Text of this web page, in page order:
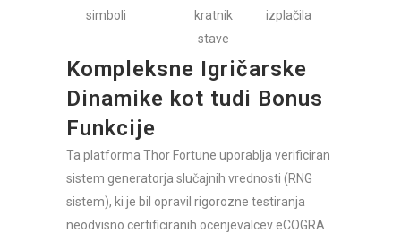
simboli
kratnik
stave
izplačila
Kompleksne Igričarske
Dinamike kot tudi Bonus
Funkcije
Ta platforma Thor Fortune uporablja verificiran
sistem generatorja slučajnih vrednosti (RNG
sistem), ki je bil opravil rigorozne testiranja
neodvisno certificiranih ocenjevalcev eCOGRA